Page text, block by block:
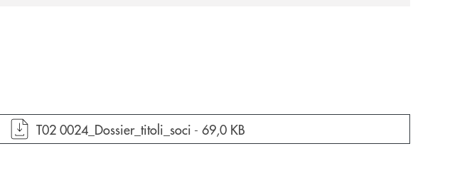
apre documento in una nuova finestra
T02 0024_Dossier_titoli_soci - 69,0 KB